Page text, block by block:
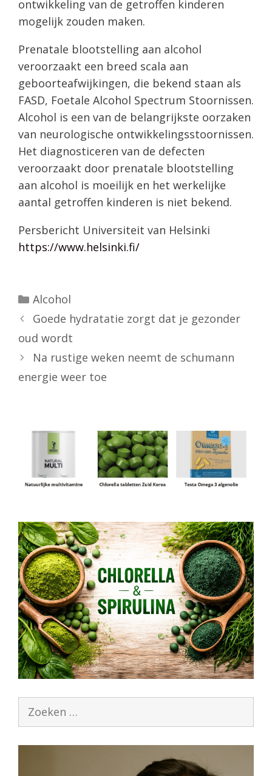
ontwikkeling van de getroffen kinderen
mogelijk zouden maken.
Prenatale blootstelling aan alcohol
veroorzaakt een breed scala aan
geboorteafwijkingen, die bekend staan als
FASD, Foetale Alcohol Spectrum Stoornissen.
Alcohol is een van de belangrijkste oorzaken
van neurologische ontwikkelingsstoornissen.
Het diagnosticeren van de defecten
veroorzaakt door prenatale blootstelling
aan alcohol is moeilijk en het werkelijke
aantal getroffen kinderen is niet bekend.
Persbericht Universiteit van Helsinki
https://www.helsinki.fi/
Categorieën
Alcohol
Goede hydratatie zorgt dat je gezonder
oud wordt
Na rustige weken neemt de schumann
energie weer toe
Zoek